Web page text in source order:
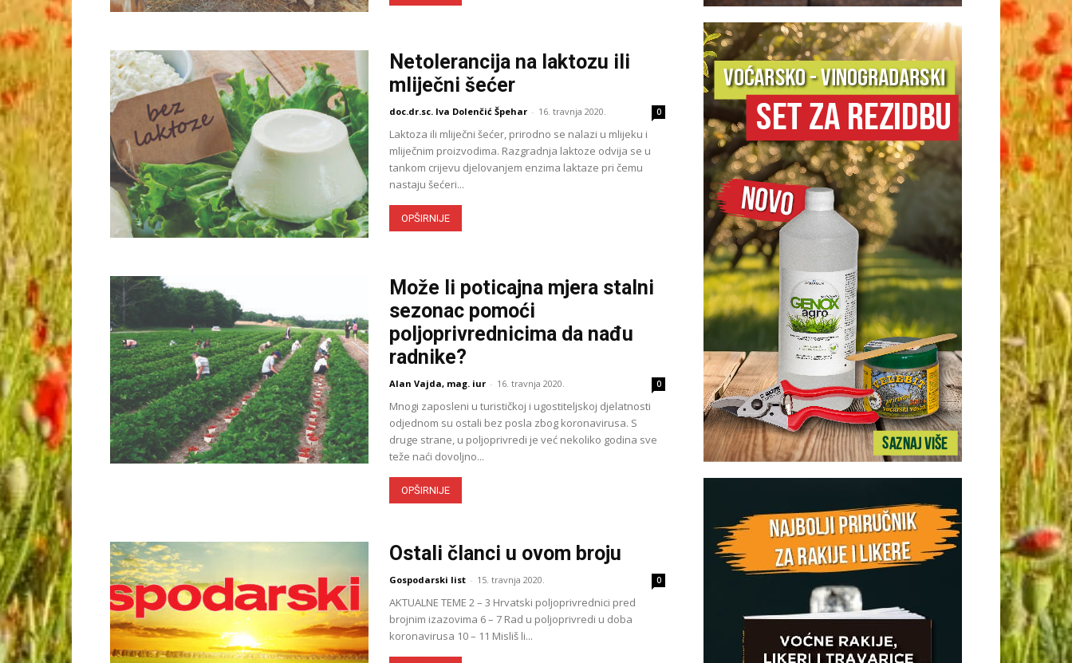
Netolerancija na laktozu ili
mliječni šećer
doc.dr.sc. Iva Dolenčić Špehar - 16. travnja 2020. 0
Laktoza ili mliječni šećer, prirodno se nalazi u mlijeku i
mliječnim proizvodima. Razgradnja laktoze odvija se u
tankom crijevu djelovanjem enzima laktaze pri čemu
nastaju šećeri...
OPŠIRNIJE
Može li poticajna mjera stalni
sezonac pomoći
poljoprivrednicima da nađu
radnike?
Alan Vajda, mag. iur - 16. travnja 2020. 0
Mnogi zaposleni u turističkoj i ugostiteljskoj djelatnosti
odjednom su ostali bez posla zbog koronavirusa. S
druge strane, u poljoprivredi je već nekoliko godina sve
teže naći dovoljno...
OPŠIRNIJE
Ostali članci u ovom broju
Gospodarski list - 15. travnja 2020. 0
AKTUALNE TEME 2 – 3 Hrvatski poljoprivrednici pred
brojnim izazovima 6 – 7 Rad u poljoprivredi u doba
koronavirusa 10 – 11 Misliš li...